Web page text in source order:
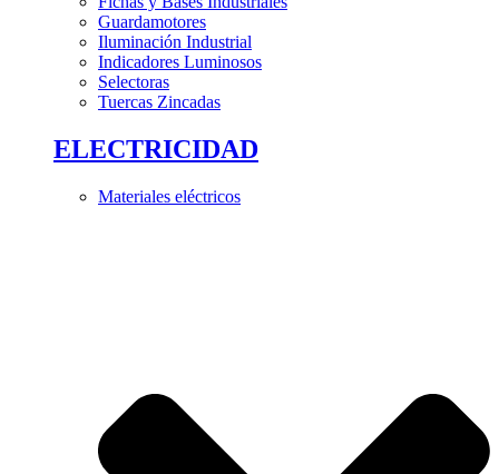
Guardamotores
Iluminación Industrial
Indicadores Luminosos
Selectoras
Tuercas Zincadas
ELECTRICIDAD
Materiales eléctricos